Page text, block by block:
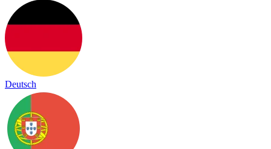
Deutsch